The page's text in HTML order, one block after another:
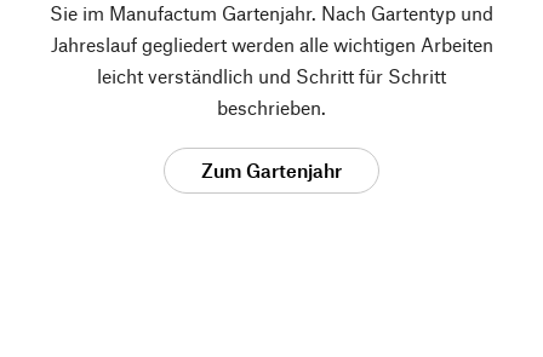
Sie im Manufactum Gartenjahr. Nach Gartentyp und
Jahreslauf gegliedert werden alle wichtigen Arbeiten
leicht verständlich und Schritt für Schritt
beschrieben.
Zum Gartenjahr